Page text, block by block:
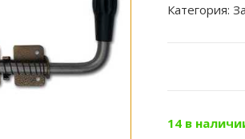
Категория:
14 в